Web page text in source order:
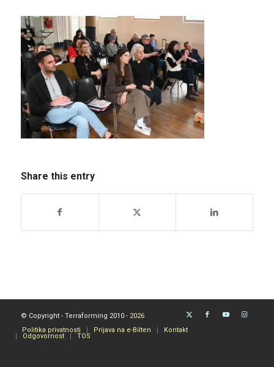
Share this entry
© Copyright - Terraforming 2010 - 2026
Politika privatnosti
Prijava na e-Bilten Kontakt
Odgovornost TOS